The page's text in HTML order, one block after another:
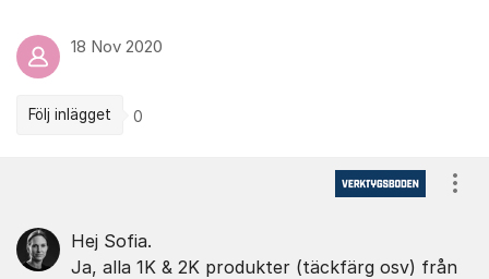
18 Nov 2020
Följ inlägget 0
Hej Sofia.
Ja, alla 1K & 2K produkter (täckfärg osv) från